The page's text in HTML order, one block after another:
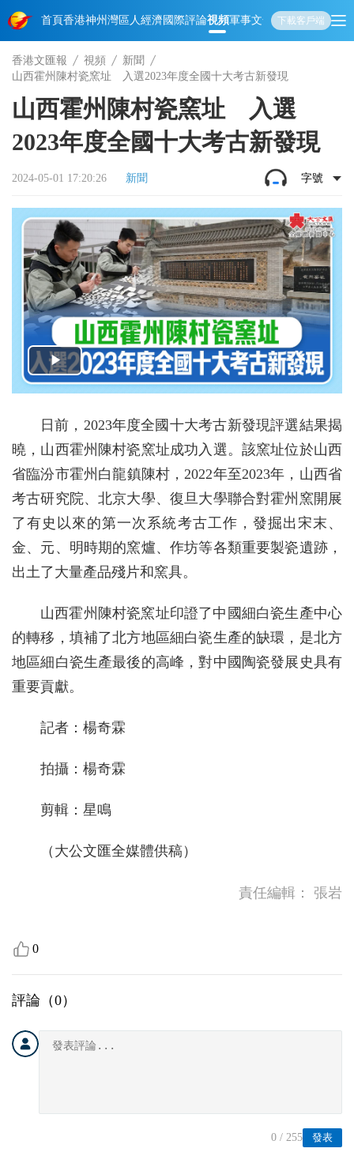
首頁香港神州 灣區人經濟國際評論視頻軍事文化 娛樂生活教育體
下載客戶端
香港文匯報 視頻
新聞
山西霍州陳村瓷窯址 入選2023年度全國十大考古新發現
山西霍州陳村瓷窯址 入選
2023年度全國十大考古新發現
2024-05-01 17:20:26 新聞 字號
日前，2023年度全國十大考古新發現評選結果揭
曉，山西霍州陳村瓷窯址成功入選。該窯址位於山西
省臨汾市霍州白龍鎮陳村，2022年至2023年，山西省
考古研究院、北京大學、復旦大學聯合對霍州窯開展
了有史以來的第一次系統考古工作，發掘出宋末、
金、元、明時期的窯爐、作坊等各類重要製瓷遺跡，
出土了大量產品殘片和窯具。
山西霍州陳村瓷窯址印證了中國細白瓷生產中心
的轉移，填補了北方地區細白瓷生產的缺環，是北方
地區細白瓷生產最後的高峰，對中國陶瓷發展史具有
重要貢獻。
記者：楊奇霖
拍攝：楊奇霖
剪輯：星鳴
（大公文匯全媒體供稿）
責任編輯： 張岩
0
評論（0）
發表
0 / 255